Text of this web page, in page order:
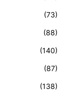
(73)
(88)
(140)
(87)
(138)